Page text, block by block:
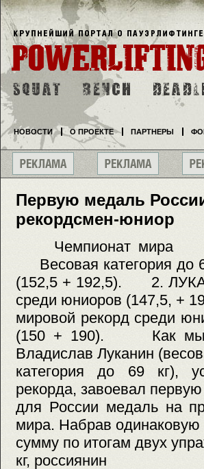
Первую медаль
рекордсмен-юниор
Чемпионат мира
Весовая категория
(152,5 + 192,5). 2.
среди юниоров (147,5, +
мировой рекорд среди
(150 + 190). Как мы
Владислав Луканин
категория до 69 кг),
рекорда, завоевал первую
для России медаль на
мира. Набрав одинаковую
сумму по итогам двух
кг, россиянин
НОВОСТИ О ПРОЕКТЕ ПАРТНЕРЫ